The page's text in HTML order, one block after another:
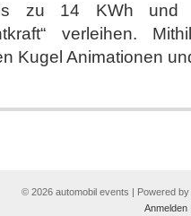
zu 14 KWh
verleihen.
Kugel Animationen
© 2026 automobil events | Powered by
Anmelden|